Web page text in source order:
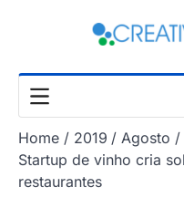
Home 2019 Agosto
Startup de vinho cria
restaurantes